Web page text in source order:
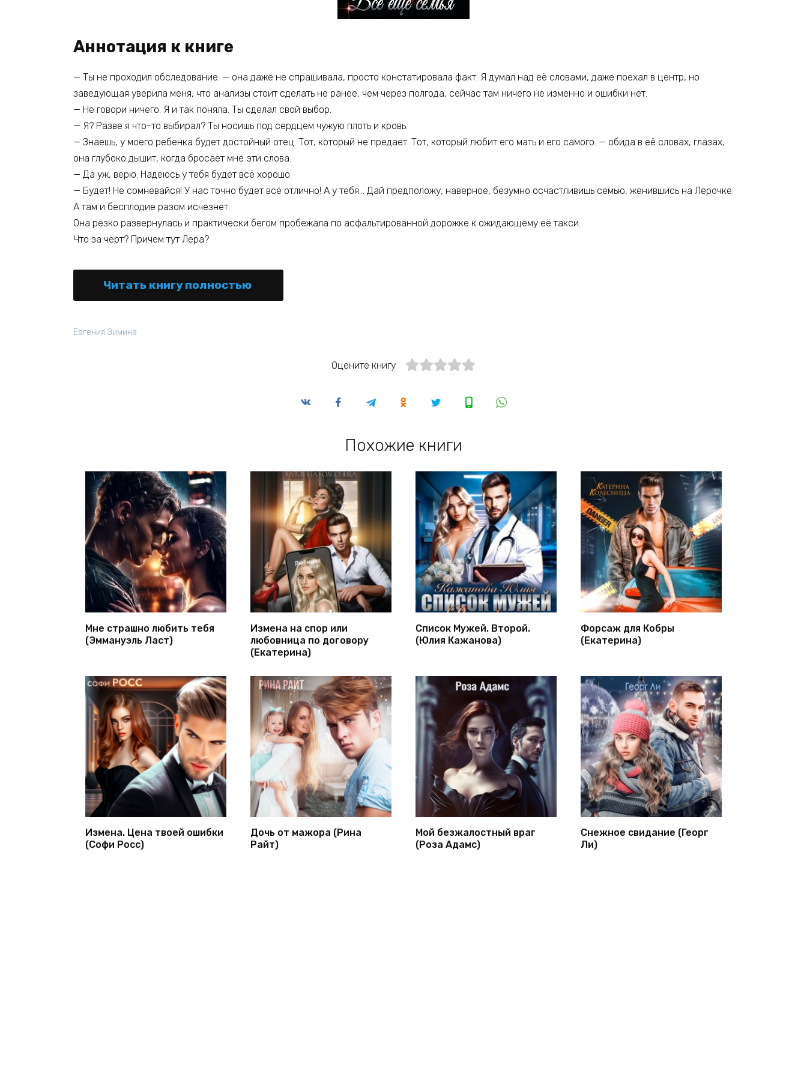
Аннотация к книге
— Ты не проходил обследование. — она даже не спрашивала, просто констатировала факт. Я думал над её словами, даже поехал в центр, но
заведующая уверила меня, что анализы стоит сделать не ранее, чем через полгода, сейчас там ничего не изменно и ошибки нет.
— Не говори ничего. Я и так поняла. Ты сделал свой выбор.
— Я? Разве я что-то выбирал? Ты носишь под сердцем чужую плоть и кровь.
— Знаешь, у моего ребенка будет достойный отец. Тот, который не предает. Тот, который любит его мать и его самого. — обида в её словах, глазах,
она глубоко дышит, когда бросает мне эти слова.
— Да уж, верю. Надеюсь у тебя будет всё хорошо.
— Будет! Не сомневайся! У нас точно будет всё отлично! А у тебя… Дай предположу, наверное, безумно осчастливишь семью, женившись на Лерочке.
А там и бесплодие разом исчезнет.
Она резко развернулась и практически бегом пробежала по асфальтированной дорожке к ожидающему её такси.
Что за черт? Причем тут Лера?
Читать книгу полностью
Евгения Зимина
Оцените книгу
Похожие книги
Мне страшно любить тебя
(Эммануэль Ласт)
Измена на спор или
любовница по договору
(Екатерина)
Список Мужей. Второй.
(Юлия Кажанова)
Форсаж для Кобры
(Екатерина)
Измена. Цена твоей ошибки
(Софи Росс)
Дочь от мажора (Рина
Райт)
Мой безжалостный враг
(Роза Адамс)
Снежное свидание (Георг
Ли)